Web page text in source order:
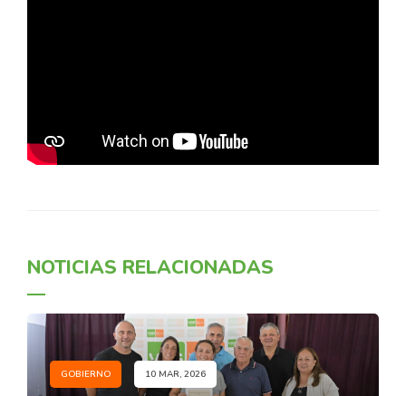
NOTICIAS RELACIONADAS
GOBIERNO 10 MAR, 2026